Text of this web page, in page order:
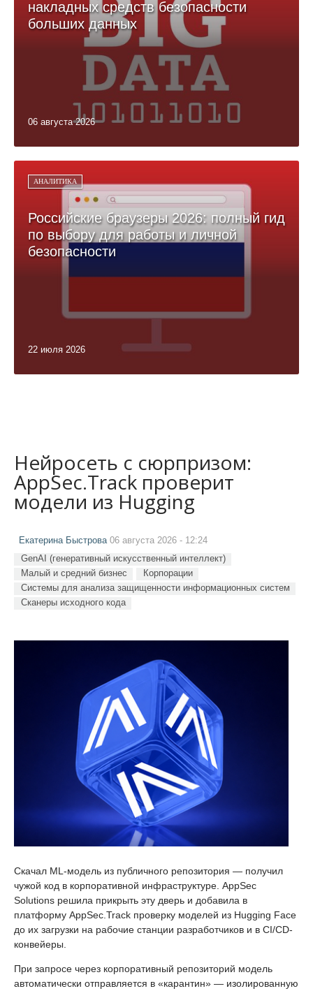
накладных средств безопасности
больших данных
06 августа 2026
АНАЛИТИКА
Российские браузеры 2026: полный гид
по выбору для работы и личной
безопасности
22 июля 2026
Нейросеть с сюрпризом:
AppSec.Track проверит
модели из Hugging
Екатерина Быстрова06 августа 2026 - 12:24
GenAI (генеративный искусственный интеллект)
Малый и средний бизнес
Корпорации
Системы для анализа защищенности информационных систем
Сканеры исходного кода
Скачал ML-модель из публичного репозитория — получил
чужой код в корпоративной инфраструктуре. AppSec
Solutions решила прикрыть эту дверь и добавила в
платформу AppSec.Track проверку моделей из Hugging Face
до их загрузки на рабочие станции разработчиков и в CI/CD-
конвейеры.
При запросе через корпоративный репозиторий модель
автоматически отправляется в «карантин» — изолированную